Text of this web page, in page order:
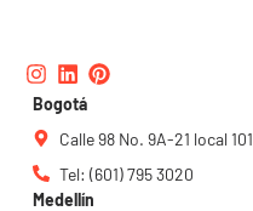
Instagram
Linkedin
Pinterest
Bogotá
Calle 98 No. 9A-21 local 101
Tel: (601) 795 3020
Medellín